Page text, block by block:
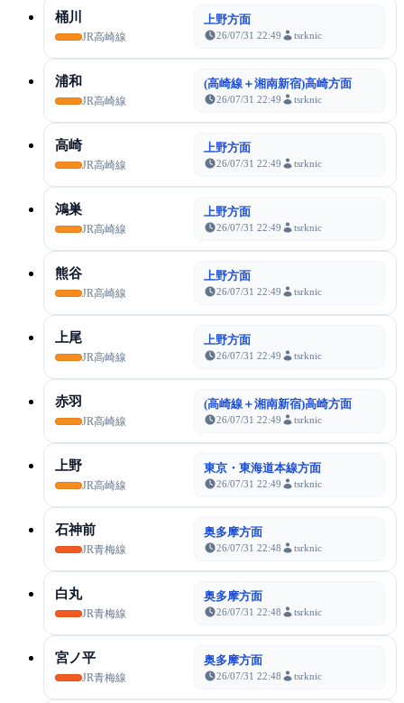
桶川
JR高崎線
上野方面
26/07/31 22:49 tsrknic
浦和
JR高崎線
(高崎線＋湘南新宿)高崎方面
26/07/31 22:49 tsrknic
高崎
JR高崎線
上野方面
26/07/31 22:49 tsrknic
鴻巣
JR高崎線
上野方面
26/07/31 22:49 tsrknic
熊谷
JR高崎線
上野方面
26/07/31 22:49 tsrknic
上尾
JR高崎線
上野方面
26/07/31 22:49 tsrknic
赤羽
JR高崎線
(高崎線＋湘南新宿)高崎方面
26/07/31 22:49 tsrknic
上野
JR高崎線
東京・東海道本線方面
26/07/31 22:49 tsrknic
石神前
JR青梅線
奥多摩方面
26/07/31 22:48 tsrknic
白丸
JR青梅線
奥多摩方面
26/07/31 22:48 tsrknic
宮ノ平
JR青梅線
奥多摩方面
26/07/31 22:48 tsrknic